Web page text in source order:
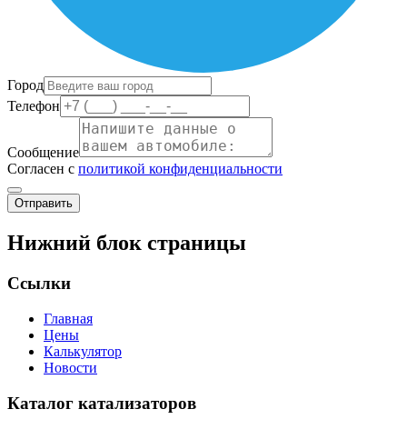
Город
Телефон
Сообщение
Согласен с политикой конфиденциальности
Отправить
Нижний блок страницы
Ссылки
Главная
Цены
Калькулятор
Новости
Каталог катализаторов